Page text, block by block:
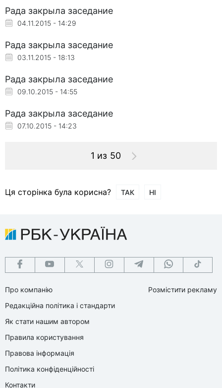
Рада закрыла заседание
04.11.2015 - 14:29
Рада закрыла заседание
03.11.2015 - 18:13
Рада закрыла заседание
09.10.2015 - 14:55
Рада закрыла заседание
07.10.2015 - 14:23
1 из 50
Ця сторінка була корисна? ТАК НІ
Про компанію
Редакційна політика і стандарти
Як стати нашим автором
Правила користування
Правова інформація
Політика конфіденційності
Контакти
Розмістити рекламу